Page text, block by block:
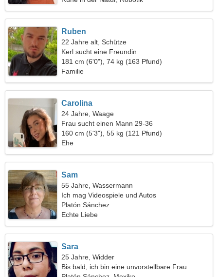
Ruben
22 Jahre alt, Schütze
Kerl sucht eine Freundin
181 cm (6'0"), 74 kg (163 Pfund)
Familie
Carolina
24 Jahre, Waage
Frau sucht einen Mann 29-36
160 cm (5'3"), 55 kg (121 Pfund)
Ehe
Sam
55 Jahre, Wassermann
Ich mag Videospiele und Autos
Platón Sánchez
Echte Liebe
Sara
25 Jahre, Widder
Bis bald, ich bin eine unvorstellbare Frau